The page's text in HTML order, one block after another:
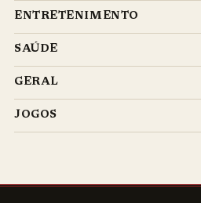
ENTRETENIMENTO
SAÚDE
GERAL
JOGOS